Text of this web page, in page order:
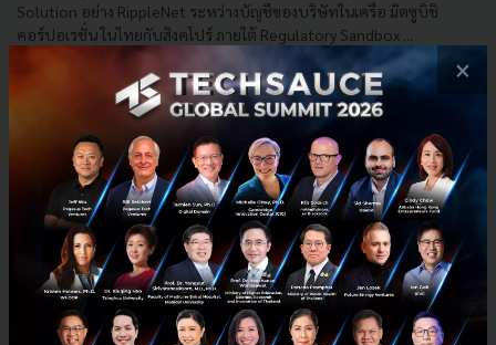
Solution อย่าง RippleNet ระหว่างบัญชีของบริษัทในเครือ มิตซูบิชิ
คอร์ปอเรชั่น ในไทยกับสิงคโปร์ ภายใต้ Regulatory Sandbox ...
| By Jenpasit Puprasert
Ripple
E-mail :contact@techsauce.co
×